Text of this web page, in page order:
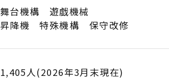
舞台機構 遊戯機械
昇降機 特殊機構 保守改修
1,405人(2026年3月末現在)